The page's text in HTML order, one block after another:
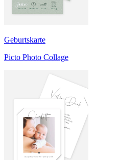
Geburtskarte
Picto Photo Collage